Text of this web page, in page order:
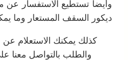
وأيضاً تستطيع الاستفسار
ديكور السقف المستعار وما
كذلك يمكنك الاستعلام عن
والطلب بالتواصل معنا